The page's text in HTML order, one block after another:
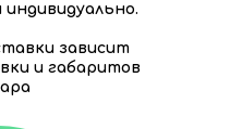
зависит
и габаритов